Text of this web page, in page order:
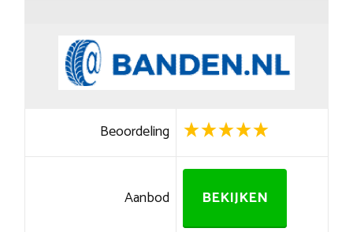
Beoordeling
Aanbod BEKIJKEN